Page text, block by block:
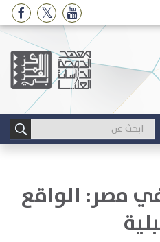
في مصر: الواقع